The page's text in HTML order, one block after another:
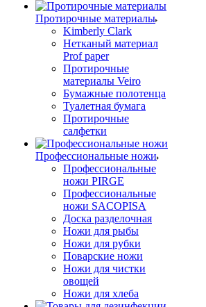
Протирочные материалы
Kimberly Clark
Нетканый материал
Prof paper
Протирочные
материалы Veiro
Бумажные полотенца
Туалетная бумага
Протирочные
салфетки
Профессиональные ножи
Профессиональные
ножи PIRGE
Профессиональные
ножи SACOPISA
Доска разделочная
Ножи для рыбы
Ножи для рубки
Поварские ножи
Ножи для чистки
овощей
Ножи для хлеба